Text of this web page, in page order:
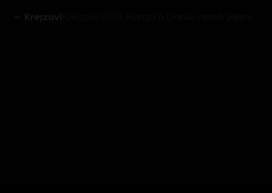
Krejzovi